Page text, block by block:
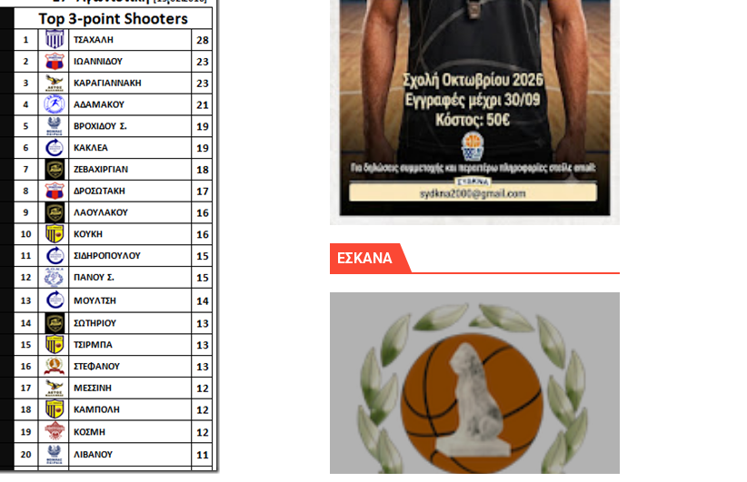
της ΕΣΚΑΝΑ στον Δήμο Νίκαιας/Ρέντη
ο Πανελευσινιακός 55-67 (video της αναμέτρησης)
από το ΔΣ της ΕΣΚΑΝΑ για την κατάκτηση του τιτλου στην Ένωση
σε ματς θρίλερ με απίστευτη ανατροπή από το -20 77-69 την φοβερή Προοδευτική
ΕΠΕΤΕΙΟΣ ΑΠΟ ΤΟ ΕΠΟΣ ΤΟΥ 1987
ΕΣΚΑΝΑ Μανδραϊκός Προοδευτική στο νέο κλ. Αγίου Δημητρίου την Κυριακή 14.6.26
στον τελικό αύριο με Αρετσού (το video του αγώνα)
Περάματος έφερε την σειρά στα ίσια (1-1) νίκησε τον Προφήτη Ηλία 78-74 στα Καμίνια
Πέρα , Ερμής Αργυρ. και Δραπετσώνα
ΕΣΚΑΝΑ